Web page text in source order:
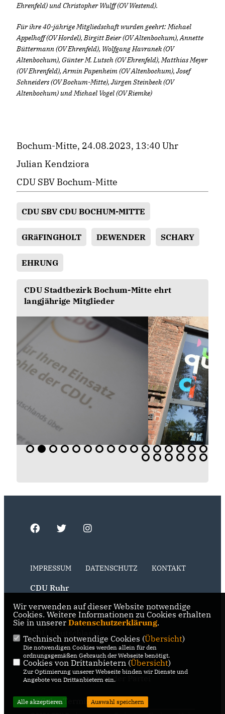
Ehrenfeld) und Christopher Wulff (OV Westend).
Für ihre 40-jährige Mitgliedschaft wurden geehrt: Michael
Appelhoff (OV Hordel), Birgitt Beier (OV Altenbochum), Annette
Büttermann (OV Ehrenfeld), Wolfgang Havranek (OV
Altenbochum), Günter M. Lutsch (OV Ehrenfeld), Matthias Meyer
(OV Ehrenfeld), Armin Papenheim (OV Altenbochum), Josef
Schneiders (OV Bochum-Mitte), Jürgen Steinbeck (OV
Altenbochum) und Michael Vogel (OV Riemke)
Bochum-Mitte, 24.08.2023, 13:40 Uhr
Julian Kendziora
CDU SBV Bochum-Mitte
CDU SBV CDU BOCHUM-MITTE
GRäFINGHOLT DEWENDER SCHARY
EHRUNG
CDU Stadtbezirk Bochum-Mitte ehrt
langjährige Mitglieder
IMPRESSUM DATENSCHUTZ KONTAKT
CDU Ruhr
CDU NRW
RSS der Neuigkeiten der Fraktion
RSS der Neuigkeiten der Partei
RSS der Termine
Wir verwenden auf dieser Website notwendige
Cookies. Weitere Informationen zu Cookies erhalten
Sie in unserer Datenschutzerklärung.
Technisch notwendige Cookies (Übersicht)
Die notwendigen Cookies werden allein für den
ordnungsgemäßen Gebrauch der Webseite benötigt.
Cookies von Drittanbietern (Übersicht)
Zur Optimierung unserer Webseite binden wir Dienste und
Angebote von Drittanbietern ein.
Alle akzeptieren Auswahl speichern